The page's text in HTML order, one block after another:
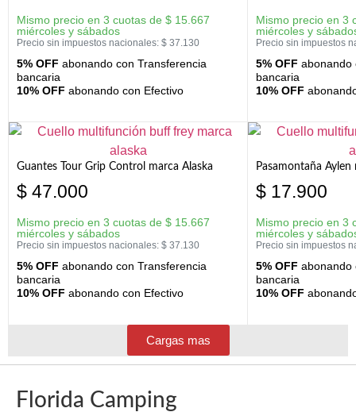
Mismo precio en 3 cuotas de $ 15.667
miércoles y sábados
Precio sin impuestos nacionales: $ 37.130
5% OFF abonando con Transferencia
bancaria
10% OFF abonando con Efectivo
Mismo precio en 3
miércoles y
Precio sin impuestos
5% OFF abonando
bancaria
10% OFF
Guantes Tour Grip Control marca Alaska
$ 47.000
Mismo precio en 3 cuotas de $ 15.667
miércoles y sábados
Precio sin impuestos nacionales: $ 37.130
5% OFF abonando con Transferencia
bancaria
10% OFF abonando con Efectivo
Pasamontaña Aylen
$ 17.900
Mismo precio en 3
miércoles y
Precio sin impuestos
5% OFF abonando
bancaria
10% OFF
Cargas mas
Florida Camping